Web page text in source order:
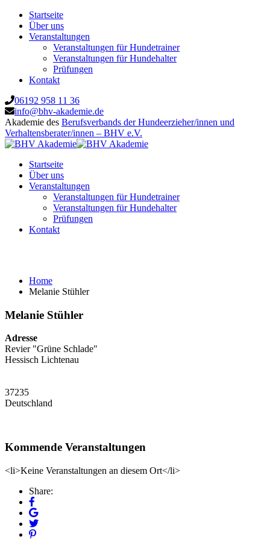
Startseite
Über uns
Veranstaltungen
Veranstaltungen für Hundetrainer
Veranstaltungen für Hundehalter
Prüfungen
Kontakt
06192 958 11 36
info@bhv-akademie.de
Akademie des Berufsverbands der Hundeerzieher/innen und
Verhaltensberater/innen – BHV e.V.
Startseite
Über uns
Veranstaltungen
Veranstaltungen für Hundetrainer
Veranstaltungen für Hundehalter
Prüfungen
Kontakt
Home
Melanie Stühler
Melanie Stühler
Adresse
Revier "Grüne Schlade"
Hessisch Lichtenau
37235
Deutschland
Kommende Veranstaltungen
<li>Keine Veranstaltungen an diesem Ort</li>
Share: